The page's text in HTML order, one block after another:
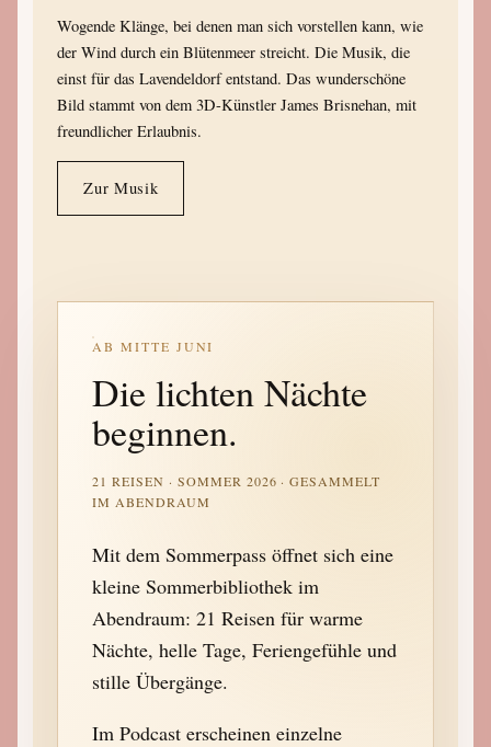
Wogende Klänge, bei denen man sich vorstellen kann, wie
der Wind durch ein Blütenmeer streicht. Die Musik, die
einst für das Lavendeldorf entstand. Das wunderschöne
Bild stammt von dem 3D-Künstler James Brisnehan, mit
freundlicher Erlaubnis.
Zur Musik
AB MITTE JUNI
Die lichten Nächte
beginnen.
21 REISEN · SOMMER 2026 · GESAMMELT
IM ABENDRAUM
Mit dem Sommerpass öffnet sich eine
kleine Sommerbibliothek im
Abendraum: 21 Reisen für warme
Nächte, helle Tage, Feriengefühle und
stille Übergänge.
Im Podcast erscheinen einzelne